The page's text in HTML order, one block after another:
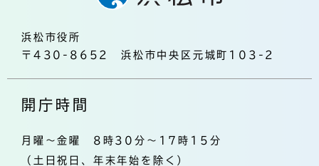
浜松市役所
〒430-8652 浜松市中央区元城町103-2
開庁時間
月曜～金曜 8時30分～17時15分
（土日祝日、年末年始を除く）